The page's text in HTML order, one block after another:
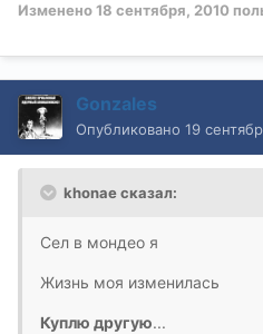
Изменено18 сентября, 2010
Gonzales
Опубликовано 19
khonae сказал:
Сел в мондео я
Жизнь моя изменилась
Куплю другую...